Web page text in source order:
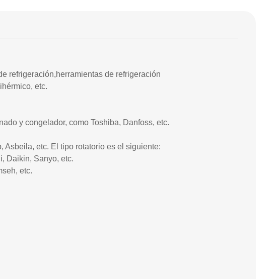
refrigeración,herramientas de refrigeración
etc.
y congelador, como Toshiba, Danfoss, etc.
Asbeila, etc. El tipo rotatorio es el siguiente:
Daikin, Sanyo, etc.
etc.